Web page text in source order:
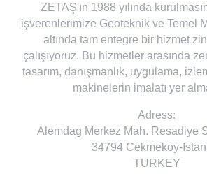
ZETAŞ'ın 1988 yılında
işverenlerimize Geoteknik ve Temel
altında tam entegre bir hizmet
çalışıyoruz. Bu hizmetler arasında
tasarım, danışmanlık, uygulama,
makinelerin imalatı yer
Adress:
Alemdag Merkez Mah. Resadiye
34794 Cekmekoy-
TURKEY